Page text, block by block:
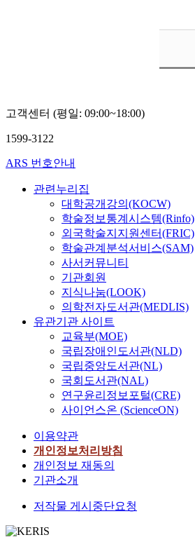
고객센터 (평일: 09:00~18:00)
1599-3122
ARS 번호안내
관련누리집
대학공개강의(KOCW)
학술정보통계시스템(Rinfo)
외국학술지지원센터(FRIC)
학술관계분석서비스(SAM)
사서커뮤니티
기관회원
지식나눔(LOOK)
의학전자도서관(MEDLIS)
유관기관 사이트
교육부(MOE)
국립장애인도서관(NLD)
국립중앙도서관(NL)
국회도서관(NAL)
연구윤리정보포털(CRE)
사이언스온 (ScienceON)
이용약관
개인정보처리방침
개인정보 재동의
기관소개
저작물 게시중단요청